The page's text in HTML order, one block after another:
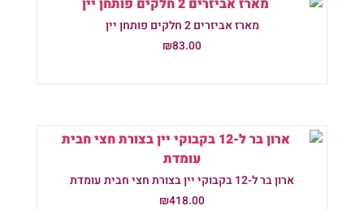
מארז אביזרים 2 חלקים פותחן יין
₪83.00
ארון בר ל-12 בקבוקי יין בצורת חצי חבית עומדת
₪418.00